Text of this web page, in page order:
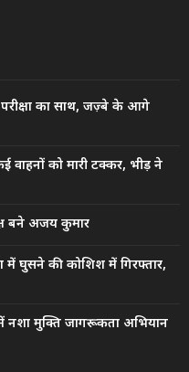
परीक्षा का साथ, जज़्बे के आगे
को मारी टक्कर, भीड़ ने
बने अजय कुमार
में घुसने की कोशिश में गिरफ्तार,
में नशा मुक्ति जागरूकता अभियान